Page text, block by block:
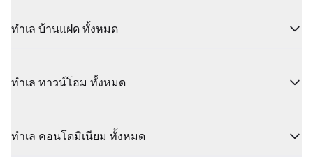
ทำเล บ้านแฝด ทั้งหมด
ทำเล ทาวน์โฮม ทั้งหมด
ทำเล คอนโดมิเนียม ทั้งหมด